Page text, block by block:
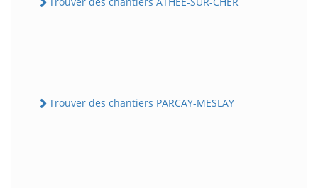
Trouver des chantiers PARCAY-MESLAY